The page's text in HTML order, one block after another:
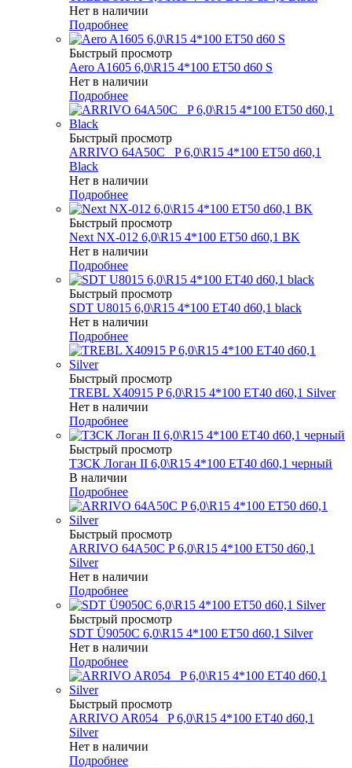
Нет в наличии
Подробнее
Быстрый просмотр
Aero A1605 6,0\R15 4*100 ET50 d60 S
Нет в наличии
Подробнее
Быстрый просмотр
ARRIVO 64A50C _P 6,0\R15 4*100 ET50 d60,1
Black
Нет в наличии
Подробнее
Быстрый просмотр
Next NX-012 6,0\R15 4*100 ET50 d60,1 BK
Нет в наличии
Подробнее
Быстрый просмотр
SDT U8015 6,0\R15 4*100 ET40 d60,1 black
Нет в наличии
Подробнее
Быстрый просмотр
TREBL X40915 P 6,0\R15 4*100 ET40 d60,1 Silver
Нет в наличии
Подробнее
Быстрый просмотр
ТЗСК Логан II 6,0\R15 4*100 ET40 d60,1 черный
В наличии
Подробнее
Быстрый просмотр
ARRIVO 64A50C P 6,0\R15 4*100 ET50 d60,1
Silver
Нет в наличии
Подробнее
Быстрый просмотр
SDT Ü9050C 6,0\R15 4*100 ET50 d60,1 Silver
Нет в наличии
Подробнее
Быстрый просмотр
ARRIVO AR054 _P 6,0\R15 4*100 ET40 d60,1
Silver
Нет в наличии
Подробнее